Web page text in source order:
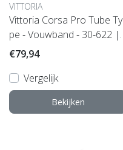
VITTORIA
Vittoria Corsa Pro Tube Ty
pe - Vouwband - 30-622 |
skinwall
€79,94
Vergelijk
Bekijken